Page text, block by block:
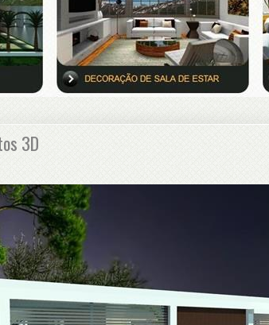
3D